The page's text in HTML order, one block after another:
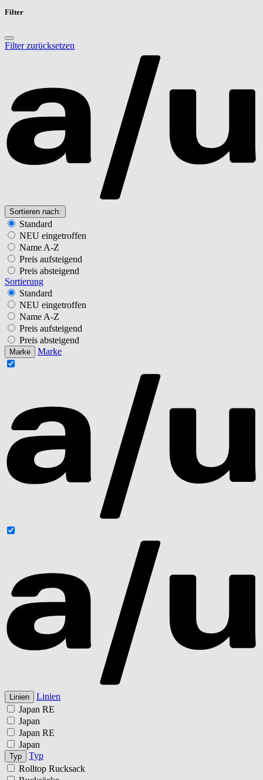
Filter
Filter zurücksetzen
Sortieren nach:
Standard
NEU eingetroffen
Name A-Z
Preis aufsteigend
Preis absteigend
Sortierung
Standard
NEU eingetroffen
Name A-Z
Preis aufsteigend
Preis absteigend
Marke Marke
Linien
Linien
Japan RE
Japan
Japan RE
Japan
Typ
Typ
Rolltop Rucksack